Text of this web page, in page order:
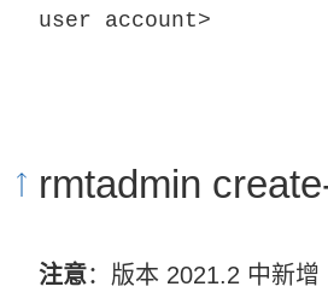
user account>
rmtadmin
注意：版本 2021.2 中新增